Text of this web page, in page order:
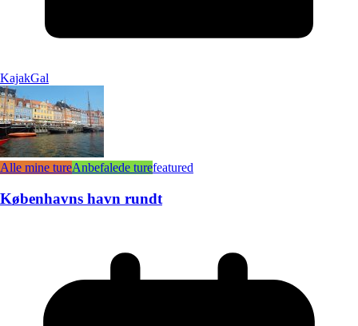
KajakGal
Alle mine tureAnbefalede turefeatured
Københavns havn rundt